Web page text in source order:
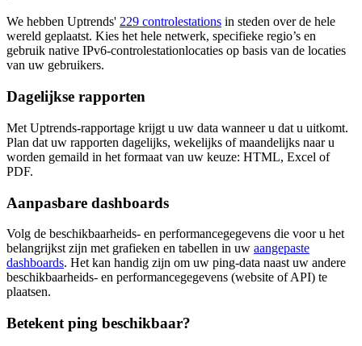
We hebben Uptrends' 229 controlestations in steden over de hele
wereld geplaatst. Kies het hele netwerk, specifieke regio’s en
gebruik native IPv6-controlestationlocaties op basis van de locaties
van uw gebruikers.
Dagelijkse rapporten
Met Uptrends-rapportage krijgt u uw data wanneer u dat u uitkomt.
Plan dat uw rapporten dagelijks, wekelijks of maandelijks naar u
worden gemaild in het formaat van uw keuze: HTML, Excel of
PDF.
Aanpasbare dashboards
Volg de beschikbaarheids- en performancegegevens die voor u het
belangrijkst zijn met grafieken en tabellen in uw aangepaste
dashboards. Het kan handig zijn om uw ping-data naast uw andere
beschikbaarheids- en performancegegevens (website of API) te
plaatsen.
Betekent ping beschikbaar?